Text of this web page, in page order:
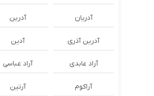
آدریان آدرین
آدرین آذری آدین
آراد عابدی آراد عباسی
آراکوم آرتین